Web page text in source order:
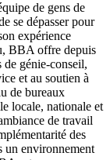
de gens de
se dépasser pour
expérience
BBA offre depuis
de génie-conseil,
et au soutien à
de bureaux
locale, nationale et
de travail
des
un environnement